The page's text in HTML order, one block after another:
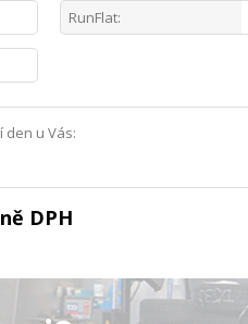
RunFlat:
u Vás:
DPH